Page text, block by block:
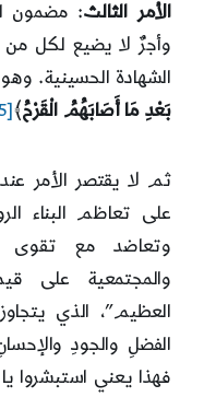
الأمر الثالث: مضمون
وأجرٌ لا يضيع لكل من
الشهادة الحسينية.
بَعْدِ مَا أَصَابَهُمُ الْقَرْحُ﴾ [5]
ثم لا يقتصر الأمر
على تعاظم البناء
وتعاضد مع تقوى
والمجتمعية على
العظيم”، الذي
الفضلِ والجودِ
فهذا يعني استبشروا يا